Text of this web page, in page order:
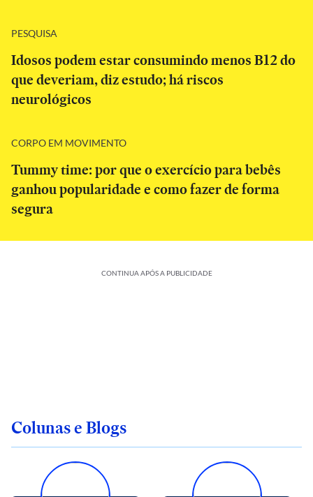
PESQUISA
Idosos podem estar consumindo menos B12 do
que deveriam, diz estudo; há riscos
neurológicos
CORPO EM MOVIMENTO
Tummy time: por que o exercício para bebês
ganhou popularidade e como fazer de forma
segura
CONTINUA APÓS A PUBLICIDADE
Colunas e Blogs